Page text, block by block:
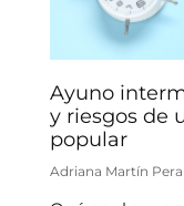
Ayuno
y riesgos de
popular
Adriana Martín Peral